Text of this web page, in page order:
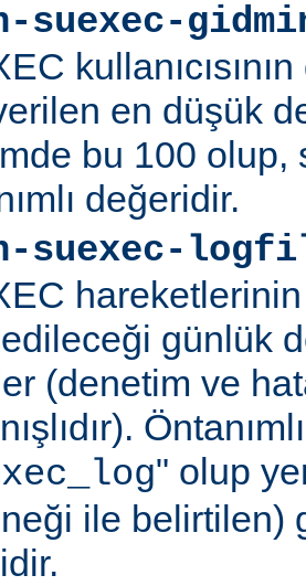
suexec-
en düşük
bu 100 olup,
değeridir.
suexec-
hareketlerinin
günlük
(denetim ve
" olup
ile belirtilen)